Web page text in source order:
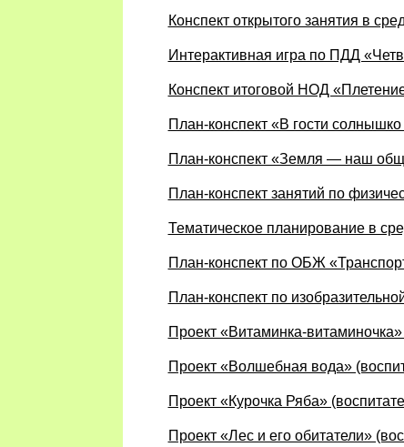
Конспект открытого занятия в
Интерактивная игра по ПДД
Конспект итоговой НОД
План-конспект «В гости
План-конспект «Земля — наш
План-конспект занятий по
Тематическое планирование в
План-конспект по ОБЖ
План-конспект по
Проект «Витаминка-
Проект «Волшебная вода»
Проект «Курочка Ряба»
Проект «Лес и его обитатели»